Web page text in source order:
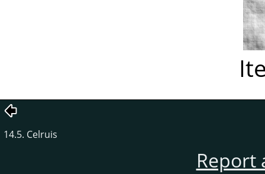
14.5. Celruis
Report